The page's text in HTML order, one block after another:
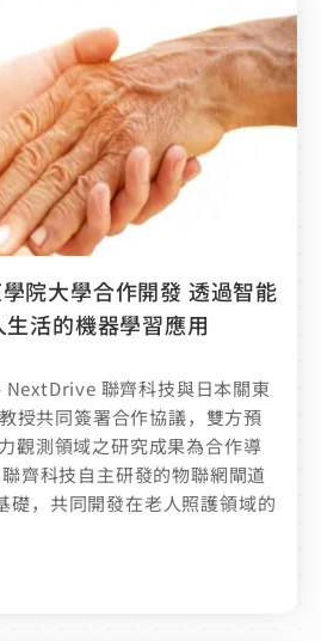
院大學合作開發 透過智能
活的機器學習應用
NextDrive 聯齊科技與日本關東
授共同簽署合作協議，雙方預
觀測領域之研究成果為合作導
齊科技自主研發的物聯網閘道
礎，共同開發在老人照護領域的